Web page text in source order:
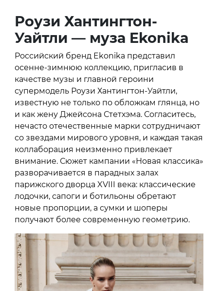
Роузи Хантингтон-
Уайтли — муза Ekonika
Российский бренд Ekonika представил
осенне-зимнюю коллекцию, пригласив в
качестве музы и главной героини
супермодель Роузи Хантингтон-Уайтли,
известную не только по обложкам глянца, но
и как жену Джейсона Стетхэма. Согласитесь,
нечасто отечественные марки сотрудничают
со звездами мирового уровня, и каждая такая
коллаборация неизменно привлекает
внимание. Сюжет кампании «Новая классика»
разворачивается в парадных залах
парижского дворца XVIII века: классические
лодочки, сапоги и ботильоны обретают
новые пропорции, а сумки и шоперы
получают более современную геометрию.